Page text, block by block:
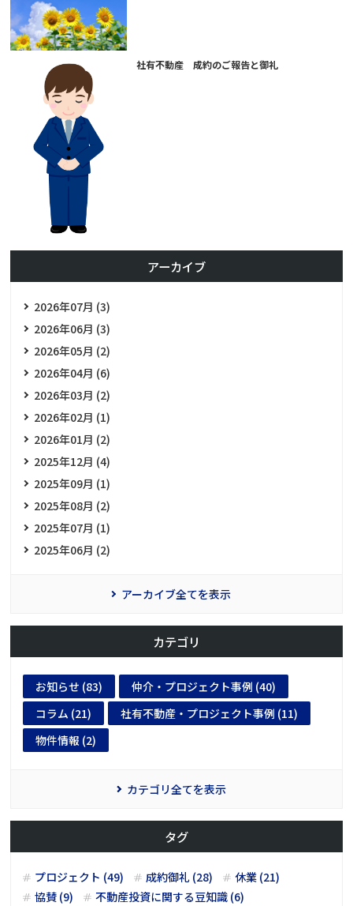
社有不動産 成約のご報告と御礼
アーカイブ
2026年07月 (3)
2026年06月 (3)
2026年05月 (2)
2026年04月 (6)
2026年03月 (2)
2026年02月 (1)
2026年01月 (2)
2025年12月 (4)
2025年09月 (1)
2025年08月 (2)
2025年07月 (1)
2025年06月 (2)
アーカイブ全てを表示
カテゴリ
お知らせ (83)
仲介・プロジェクト事例 (40)
コラム (21)
社有不動産・プロジェクト事例 (11)
物件情報 (2)
カテゴリ全てを表示
タグ
プロジェクト (49) 成約御礼 (28)
休業 (21)
協賛 (9)
不動産投資に関する豆知識 (6)